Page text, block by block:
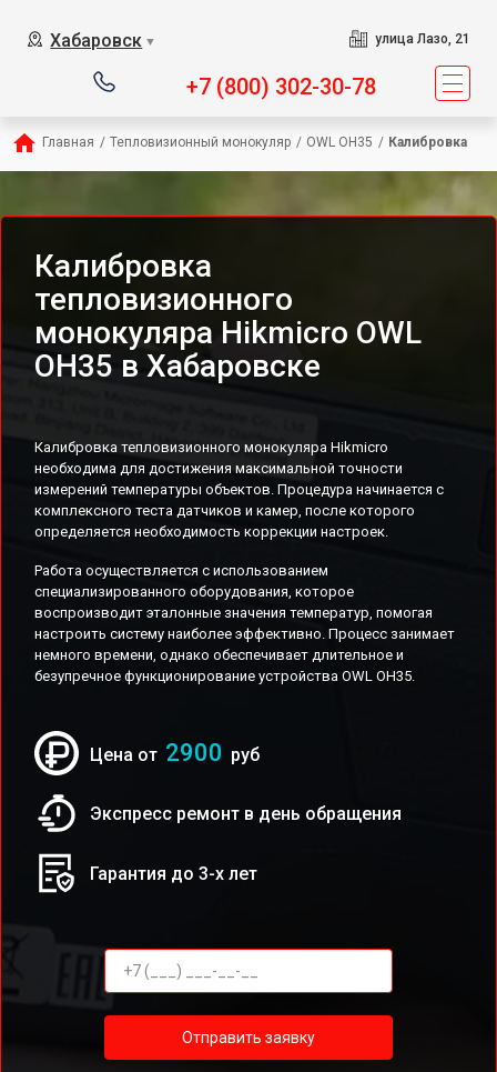
Хабаровск ▼ улица Лазо, 21
+7 (800) 302-30-78
Главная / Тепловизионный монокуляр / OWL OH35 / Калибровка
Калибровка
тепловизионного
монокуляра Hikmicro OWL
OH35 в Хабаровске
Калибровка тепловизионного монокуляра Hikmicro
необходима для достижения максимальной точности
измерений температуры объектов. Процедура начинается с
комплексного теста датчиков и камер, после которого
определяется необходимость коррекции настроек.
Работа осуществляется с использованием
специализированного оборудования, которое
воспроизводит эталонные значения температур, помогая
настроить систему наиболее эффективно. Процесс занимает
немного времени, однако обеспечивает длительное и
безупречное функционирование устройства OWL OH35.
Цена от 2900 руб
Экспресс ремонт в день обращения
Гарантия до 3-х лет
Отправить заявку